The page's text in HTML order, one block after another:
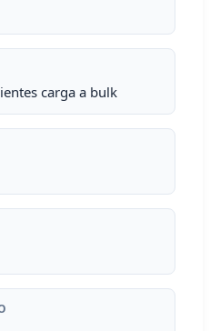
carga a bulk